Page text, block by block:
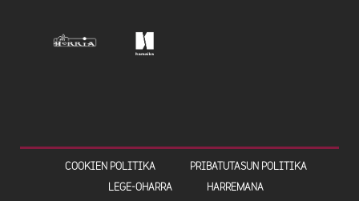
COOKIEN POLITIKA
PRIBATUTASUN POLITIKA
LEGE-OHARRA
HARREMANA